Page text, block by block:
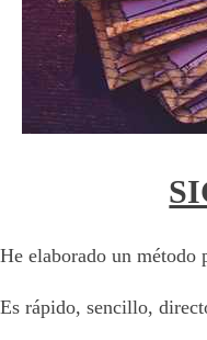
He elaborado un método
Es rápido, sencillo,